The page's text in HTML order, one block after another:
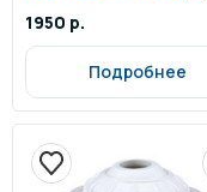
1950 р.
Подробнее